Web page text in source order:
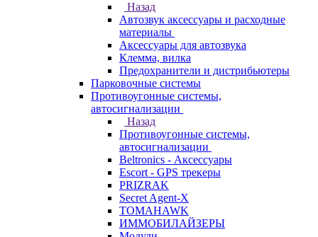
Назад
Автозвук аксессуары и расходные
материалы
Аксессуары для автозвука
Клемма, вилка
Предохранители и дистрибьютеры
Парковочные системы
Противоугонные системы,
автосигнализации
Назад
Противоугонные системы,
автосигнализации
Beltronics - Аксессуары
Escort - GPS трекеры
PRIZRAK
Secret Agent-X
TOMAHAWK
ИММОБИЛАЙЗЕРЫ